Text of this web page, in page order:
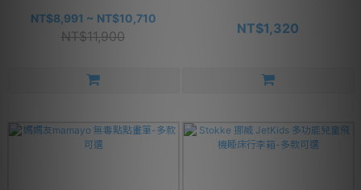
NT$8,991 ~ NT$10,710
NT$11,900
NT$1,320